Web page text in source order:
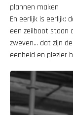
plannen maken
En eerlijk is eerlijk:
een zeilboot staan
zweven... dat zijn
eenheid en plezier